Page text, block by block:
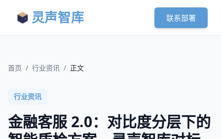
灵声智库 联系部署
首页 / 行业资讯 / 正文
行业资讯
金融客服 2.0：对比度分层下的